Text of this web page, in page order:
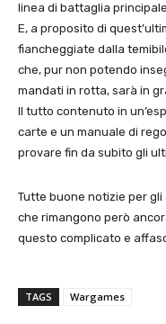
linea di battaglia
E, a proposito di
fiancheggiate dalla
che, pur non potendo
mandati in rotta, sarà in
Il tutto contenuto in
carte e un manuale di
provare fin da subito gli
Tutte buone notizie per
che rimangono però
questo complicato e
TAGS Wargames